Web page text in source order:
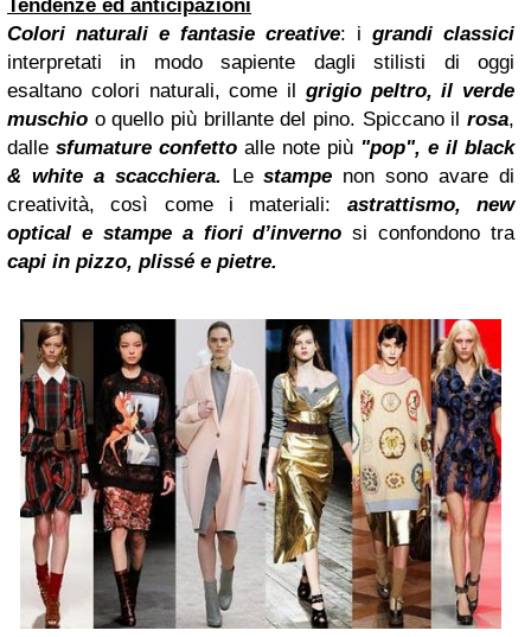
Tendenze ed anticipazioni
Colori naturali e fantasie creative: i grandi classici
interpretati in modo sapiente dagli stilisti di oggi
esaltano colori naturali, come il grigio peltro, il verde
muschio o quello più brillante del pino. Spiccano ilrosa,
dalle sfumature confetto alle note più "pop", e il black
& white a scacchiera. Lestampe non sono avare di
creatività, così come i materiali: astrattismo, new
optical e stampe a fiorid’inverno si confondono tra
capi in pizzo, plissé e pietre.